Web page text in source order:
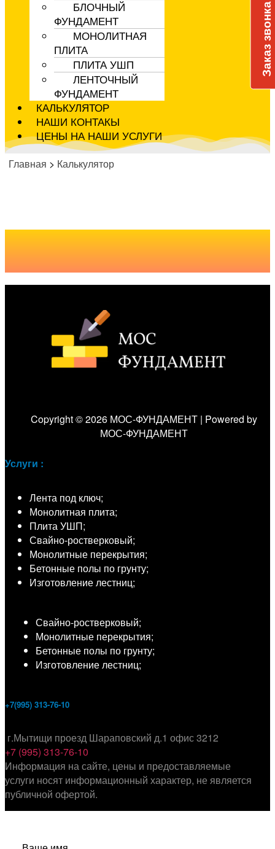
БЛОЧНЫЙ
ФУНДАМЕНТ
МОНОЛИТНАЯ
ПЛИТА
ПЛИТА УШП
ЛЕНТОЧНЫЙ
ФУНДАМЕНТ
КАЛЬКУЛЯТОР
НАШИ КОНТАКЫ
ЦЕНЫ НА НАШИ УСЛУГИ
Главная > Калькулятор
Copyright © 2026 МОС-ФУНДАМЕНТ | Powered by
МОС-ФУНДАМЕНТ
Услуги :
Лента под ключ;
Монолитная плита;
Плита УШП;
Свайно-ростверковый;
Монолитные перекрытия;
Бетонные полы по грунту;
Изготовление лестниц;
Свайно-ростверковый;
Монолитные перекрытия;
Бетонные полы по грунту;
Изготовление лестниц;
+7(995) 313-76-10
г.Мытищи проезд Шараповский д.1 офис 3212
+7 (995) 313-76-10
Информация на сайте, цены и предоставляемые
услуги носят информационный характер, не является
публичной офертой.
Заказ звонка